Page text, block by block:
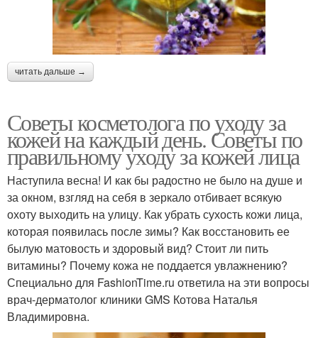
читать дальше →
Советы косметолога по уходу за
кожей на каждый день. Советы по
правильному уходу за кожей лица
Наступила весна! И как бы радостно не было на душе и
за окном, взгляд на себя в зеркало отбивает всякую
охоту выходить на улицу. Как убрать сухость кожи лица,
которая появилась после зимы? Как восстановить ее
былую матовость и здоровый вид? Стоит ли пить
витамины? Почему кожа не поддается увлажнению?
Специально для FashionTime.ru ответила на эти вопросы
врач-дерматолог клиники GMS Котова Наталья
Владимировна.